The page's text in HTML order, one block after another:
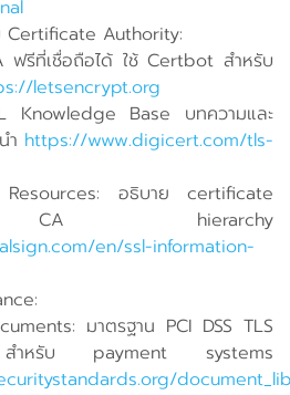
Certificate Authority:
ฟรีที่เชื่อถือได้ ใช้ Certbot สำหรับ
letsencrypt.org
Knowledge Base บทความและ
ำ https://www.digicert.com/tls-
อธิบาย certificate
hierarchy
en/ssl-information-
มาตรฐาน PCI DSS TLS
ำหรับ payment systems